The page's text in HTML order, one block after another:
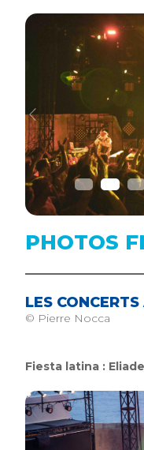
Previous
PHOTOS
LES
© Pierre Nocca
Fiesta latina :